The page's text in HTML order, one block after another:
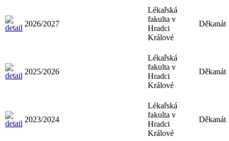
2026/2027
Lékařská
fakulta v
Hradci
Králové
Děkanát
2025/2026
Lékařská
fakulta v
Hradci
Králové
Děkanát
2023/2024
Lékařská
fakulta v
Hradci
Králové
Děkanát